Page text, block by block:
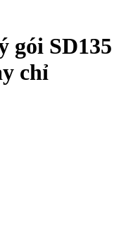
gói SD135
chỉ